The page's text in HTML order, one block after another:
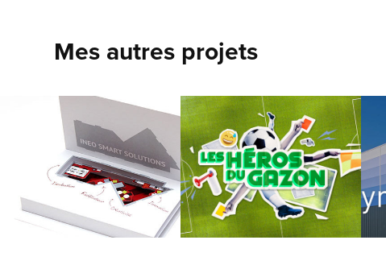
Mes autres projets
Les héros du gazon